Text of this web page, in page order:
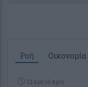
Ροή Οικονομία
13 λεπτά πριν